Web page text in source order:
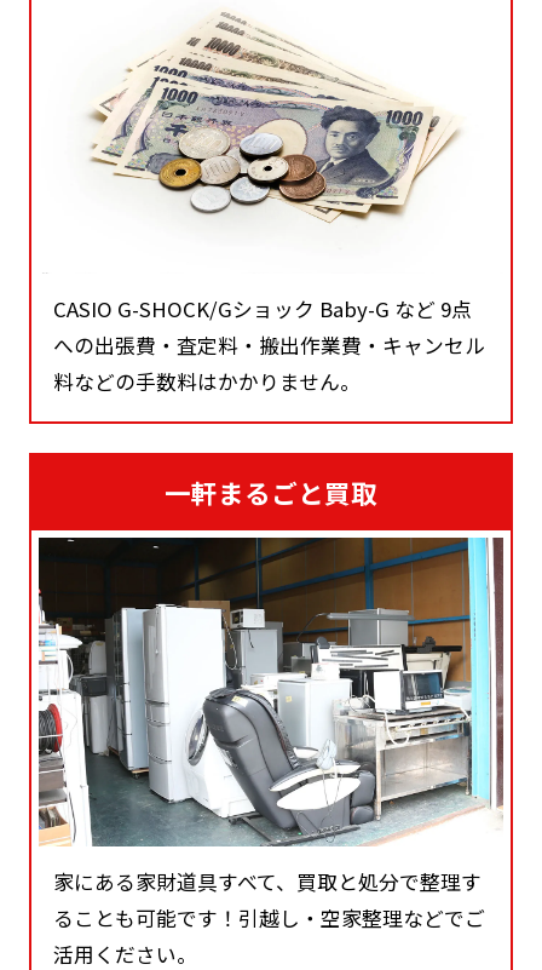
CASIO G-SHOCK/Gショック Baby-G など 9点
への出張費・査定料・搬出作業費・キャンセル
料などの手数料はかかりません。
一軒まるごと買取
家にある家財道具すべて、買取と処分で整理す
ることも可能です！引越し・空家整理などでご
活用ください。